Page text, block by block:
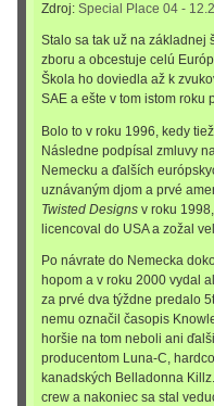
Zdroj: Special Place 04 -
Stalo sa tak už na základnej
zboru a obcestuje celú
Škola ho doviedla až k
SAE a ešte v tom istom roku
Bolo to v roku 1996, kedy
Následne podpísal zmluvy
Nemecku a ďalších
uznávaným djom a prvé
Twisted Designs v roku
licencoval do USA a zožal
Po návrate do Nemecka
hopom a v roku 2000 vydal
za prvé dva týždne predalo
nemu označil časopis
horšie na tom neboli ani
producentom Luna-C,
kanadských Belladonna
crew a nakoniec sa stal